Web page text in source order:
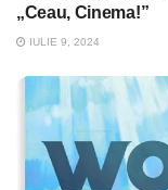
„Ceau, Cinema!”
IULIE 9, 2024